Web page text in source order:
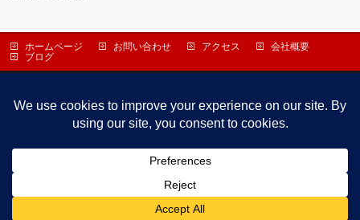
ホームページ お問い合わせ アクセス
会社概要
ブログ
〒538-0051 大阪市鶴見区諸口５丁目浜１３－３
TEL 06-6912-1919 / FAX 06-6912-1993
YAMASHO – 株式会社ヤマショウ
Powered byWordPress&BizVektor Themeby Vektor,Inc. technology.